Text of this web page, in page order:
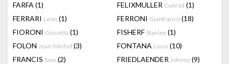
FARFA (1) FELIXMULLER Conrad (1)
FERRARI Leon (1) FERRONI Gianfranco (18)
FIORONI Giosetta (1) FISHERF Stanley (1)
FOLON Jean-Michel (3) FONTANA Lucio (10)
FRANCIS Sam (2) FRIEDLAENDER Johnny (9)